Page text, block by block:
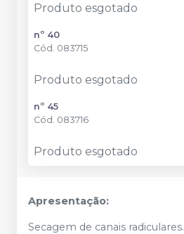
Produto esgotado
nº 40
Cód. 083715
Produto esgotado
nº 45
Cód. 083716
Produto esgotado
Apresentação:
Secagem de canais radiculares.